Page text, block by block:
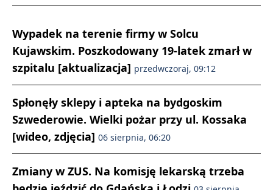
Wypadek na terenie firmy w Solcu
Kujawskim. Poszkodowany 19-latek zmarł w
szpitalu [aktualizacja] przedwczoraj, 09:12
Spłonęły sklepy i apteka na bydgoskim
Szwederowie. Wielki pożar przy ul. Kossaka
[wideo, zdjęcia] 06 sierpnia, 06:20
Zmiany w ZUS. Na komisję lekarską trzeba